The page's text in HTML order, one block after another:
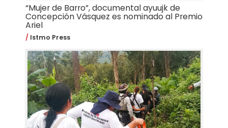
“Mujer de Barro”, documental ayuujk de
Concepción Vásquez es nominado al Premio
Ariel
Istmo Press